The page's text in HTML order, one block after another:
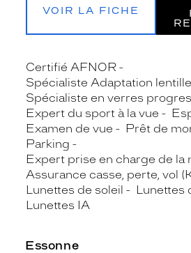
VOIR LA FICHE
Certifié AFNOR
Spécialiste Adaptation
Spécialiste en verres
Expert du sport à la vue
Examen de vue
Prêt de
Parking
Expert prise en charge de la
Assurance casse, perte, vol
Lunettes de soleil
Lunettes
Lunettes IA
Essonne